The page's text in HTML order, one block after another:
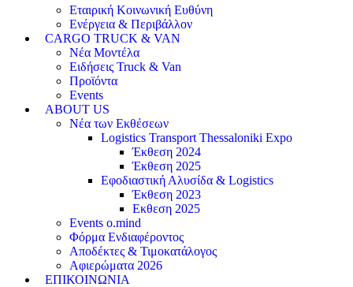
Εταιρική Κοινωνική Ευθύνη
Ενέργεια & Περιβάλλον
CARGO TRUCK & VAN
Νέα Μοντέλα
Ειδήσεις Truck & Van
Προϊόντα
Events
ABOUT US
Νέα των Εκθέσεων
Logistics Transport Thessaloniki Expo
Έκθεση 2024
Έκθεση 2025
Εφοδιαστική Αλυσίδα & Logistics
Έκθεση 2023
Εκθεση 2025
Events o.mind
Φόρμα Ενδιαφέροντος
Αποδέκτες & Τιμοκατάλογος
Αφιερώματα 2026
ΕΠΙΚΟΙΝΩΝΙΑ